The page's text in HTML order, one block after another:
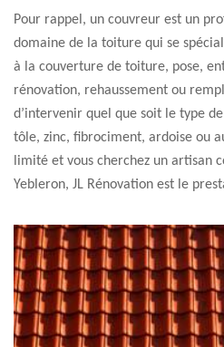
Pour rappel, un couvreur est un
domaine de la toiture qui se
à la couverture de toiture, pose,
rénovation, rehaussement ou
d’intervenir quel que soit le type
tôle, zinc, fibrociment, ardoise ou
limité et vous cherchez un artisan
Yebleron, JL Rénovation est le